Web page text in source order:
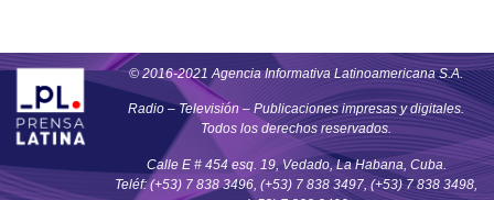
© 2016-2021 Agencia Informativa Latinoamericana S.A.
Radio – Televisión – Publicaciones impresas y digitales.
Todos los derechos reservados.
Calle E # 454 esq. 19, Vedado, La Habana, Cuba.
Teléf: (+53) 7 838 3496, (+53) 7 838 3497, (+53) 7 838 3498,